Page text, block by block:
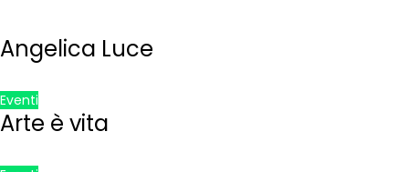
Angelica Luce
Eventi
Arte è vita